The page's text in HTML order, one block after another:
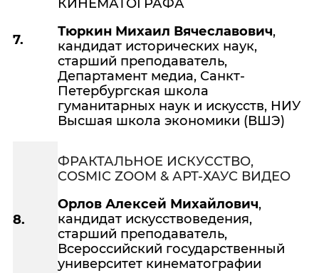
7.
КИНЕМАТОГРАФА
Тюркин Михаил Вячеславович,
кандидат исторических наук,
старший преподаватель,
Департамент медиа, Санкт-
Петербургская школа
гуманитарных наук и искусств, НИУ
Высшая школа экономики (ВШЭ)
8.
ФРАКТАЛЬНОЕ ИСКУССТВО,
COSMIC ZOOM & АРТ-ХАУС ВИДЕО
Орлов Алексей Михайлович,
кандидат искусствоведения,
старший преподаватель,
Всероссийский государственный
университет кинематографии